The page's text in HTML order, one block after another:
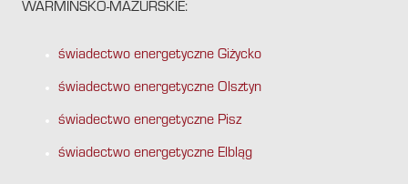
WARMIŃSKO-MAZURSKIE:
świadectwo energetyczne Giżycko
świadectwo energetyczne Olsztyn
świadectwo energetyczne Pisz
świadectwo energetyczne Elbląg